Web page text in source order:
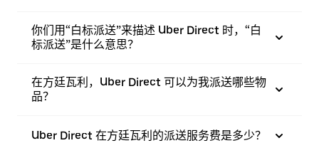
你们用“白标派送”来描述 Uber Direct 时，“白
标派送”是什么意思？
在方廷瓦利，Uber Direct 可以为我派送哪些物
品？
Uber Direct 在方廷瓦利的派送服务费是多少？